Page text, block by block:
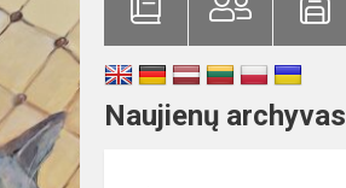
Naujienų archyvas